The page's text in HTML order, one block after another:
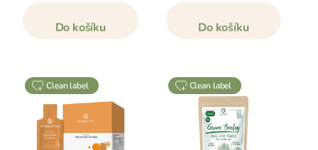
Do košíku Do košíku
clean label clean label